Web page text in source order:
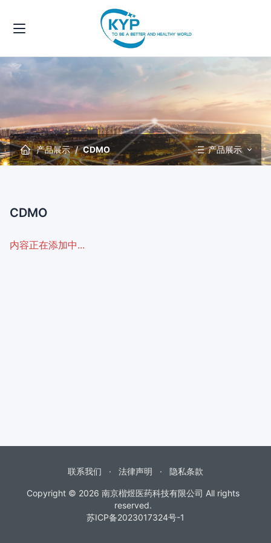
产品展示 CDMO 产品展示
CDMO
内容正在添加中...
联系我们 法律声明 隐私条款
Copyright © 2026 南京楷煜医药科技有限公司 All rights
reserved.
苏ICP备2023017324号-1